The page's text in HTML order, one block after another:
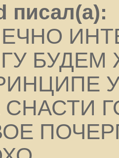
Уровень
бровке,
99 курят.
у него
смотрю его
и ловил,
стоило
И таких